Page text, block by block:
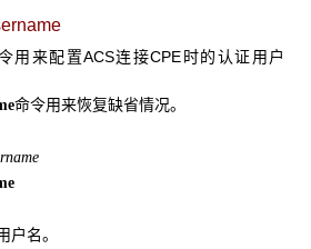
用来配置ACS连接CPE时的认证用户
命令用来恢复缺省情况。
户名。